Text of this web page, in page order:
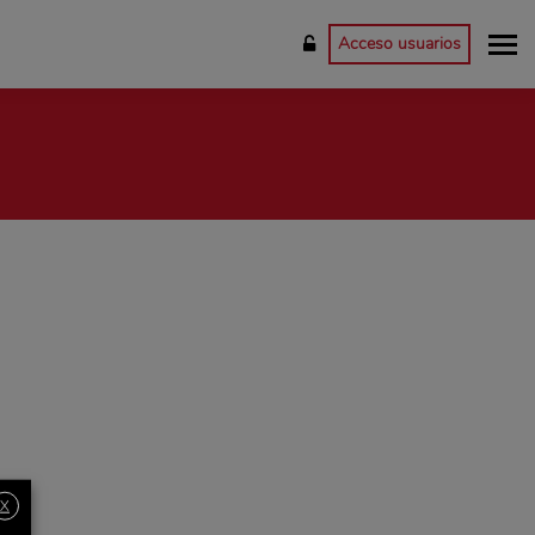
Acceso usuarios
X